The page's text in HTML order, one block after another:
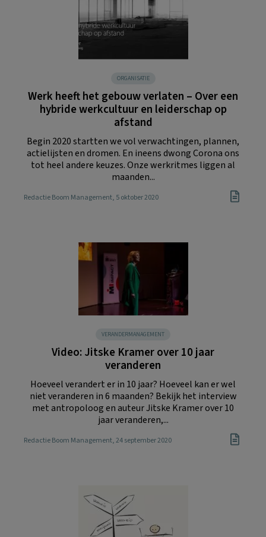
ORGANISATIE
Werk heeft het gebouw verlaten – Over een
hybride werkcultuur en leiderschap op
afstand
Begin 2020 startten we vol verwachtingen, plannen,
actielijsten en dromen. En ineens dwong Corona ons
tot heel andere keuzes. Onze werkritmes liggen al
maanden...
Redactie Boom Management, 5 oktober 2020
VERANDERMANAGEMENT
Video: Jitske Kramer over 10 jaar
veranderen
Hoeveel verandert er in 10 jaar? Hoeveel kan er wel
niet veranderen in 6 maanden? Bekijk het interview
met antropoloog en auteur Jitske Kramer over 10
jaar veranderen,...
Redactie Boom Management, 24 september 2020